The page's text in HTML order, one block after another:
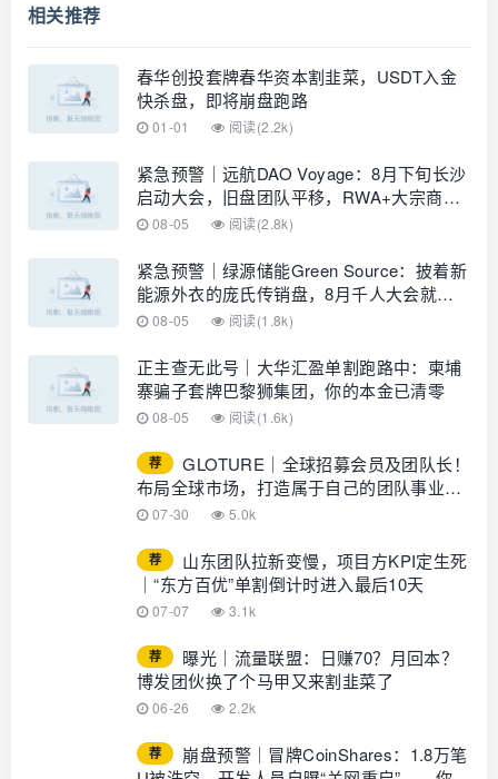
相关推荐
春华创投套牌春华资本割韭菜，USDT入金
快杀盘，即将崩盘跑路
01-01 阅读(2.2k)
紧急预警｜远航DAO Voyage：8月下旬长沙
启动大会，旧盘团队平移，RWA+大宗商品
包装——又是庞氏滚盘的老剧本
08-05 阅读(2.8k)
紧急预警｜绿源储能Green Source：披着新
能源外衣的庞氏传销盘，8月千人大会就是
收割信号
08-05 阅读(1.8k)
正主查无此号｜大华汇盈单割跑路中：柬埔
寨骗子套牌巴黎狮集团，你的本金已清零
08-05 阅读(1.6k)
荐
GLOTURE｜全球招募会员及团队长！
布局全球市场，打造属于自己的团队事业，
想增加收入？想打造团队？加入
07-30 5.0k
荐
山东团队拉新变慢，项目方KPI定生死
｜“东方百优”单割倒计时进入最后10天
07-07 3.1k
荐
曝光｜流量联盟：日赚70？月回本？
博发团伙换了个马甲又来割韭菜了
06-26 2.2k
荐
崩盘预警｜冒牌CoinShares：1.8万笔